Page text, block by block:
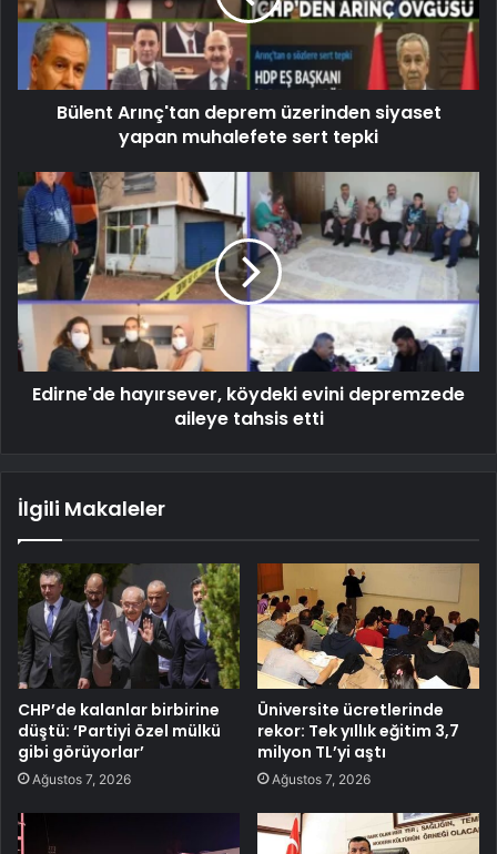
Bülent Arınç'tan deprem üzerinden siyaset
yapan muhalefete sert tepki
Edirne'de hayırsever, köydeki evini depremzede
aileye tahsis etti
İlgili Makaleler
CHP’de kalanlar birbirine
düştü: ‘Partiyi özel mülkü
gibi görüyorlar’
Ağustos 7, 2026
Üniversite ücretlerinde
rekor: Tek yıllık eğitim 3,7
milyon TL’yi aştı
Ağustos 7, 2026